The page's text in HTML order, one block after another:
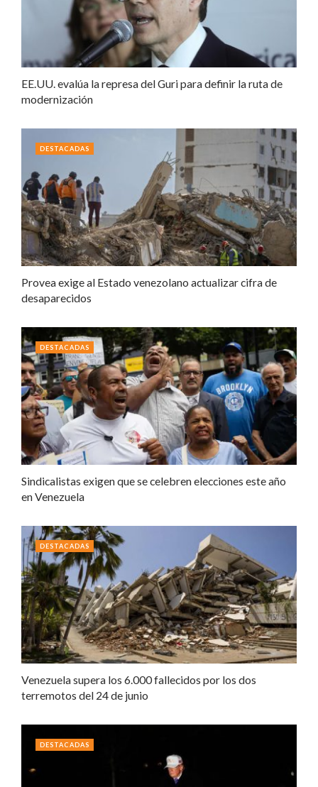
EE.UU. evalúa la represa del Guri para definir la ruta de
modernización
Provea exige al Estado venezolano actualizar cifra de
desaparecidos
DESTACADAS
Sindicalistas exigen que se celebren elecciones este año
en Venezuela
DESTACADAS
Venezuela supera los 6.000 fallecidos por los dos
terremotos del 24 de junio
DESTACADAS
DESTACADAS